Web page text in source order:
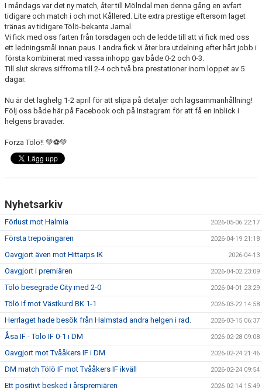
I måndags var det ny match, åter till Mölndal men denna gång en avfart
tidigare och match i och mot Kållered. Lite extra prestige eftersom laget
tränas av tidigare Tölö-bekanta Jamal.
Vi fick med oss farten från torsdagen och de ledde till att vi fick med oss
ett ledningsmål innan paus. I andra fick vi åter bra utdelning efter hårt jobb i
första kombinerat med vassa inhopp gav både 0-2 och 0-3.
Till slut skrevs siffrorna till 2-4 och två bra prestationer inom loppet av 5
dagar.
Nu är det laghelg 1-2 april för att slipa på detaljer och lagsammanhållning!
Följ oss både här på Facebook och på Instagram för att få en inblick i
helgens bravader.
Forza Tölö!! 💚⚽💚
Nyhetsarkiv
Förlust mot Halmia 2026-05-06 22:17
Första trepoängaren 2026-04-19 21:18
Oavgjort även mot Hittarps IK 2026-04-13
Oavgjort i premiären 2026-04-02 23:09
Tölö besegrade City med 2-0 2026-04-01 23:29
Tölö If mot Västkurd BK 1-1 2026-03-22 14:58
Herrlaget hade besök från Halmstad andra helgen i rad. 2026-03-15 06:37
Åsa IF - Tölö IF 0-1 i DM 2026-02-28 09:08
Oavgjort mot Tvååkers IF i DM 2026-02-24 21:46
DM match Tölö IF mot Tvååkers IF ikväll 2026-02-24 09:54
Ett positivt besked i årspremiären 2026-02-14 15:49